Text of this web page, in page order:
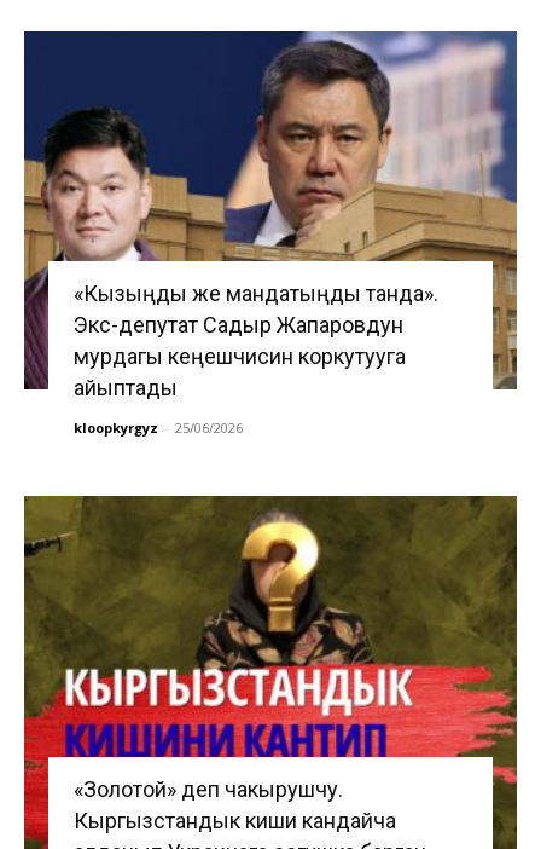
«Кызыңды же мандатыңды танда».
Экс-депутат Садыр Жапаровдун
мурдагы кеңешчисин коркутууга
айыптады
kloopkyrgyz - 25/06/2026
«Золотой» деп чакырушчу.
Кыргызстандык киши кандайча